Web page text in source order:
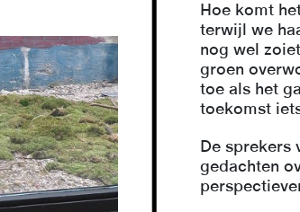
Hoe komt
terwijl we
nog wel
groen
toe als het
toekomst
De sprekers
gedachten